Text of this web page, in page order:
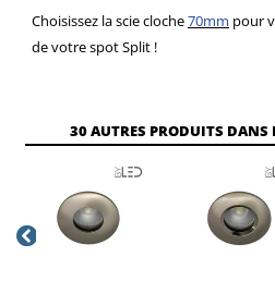
Choisissez la scie cloche70mm pour
de votre spot Split !
30 AUTRES PRODUITS DANS